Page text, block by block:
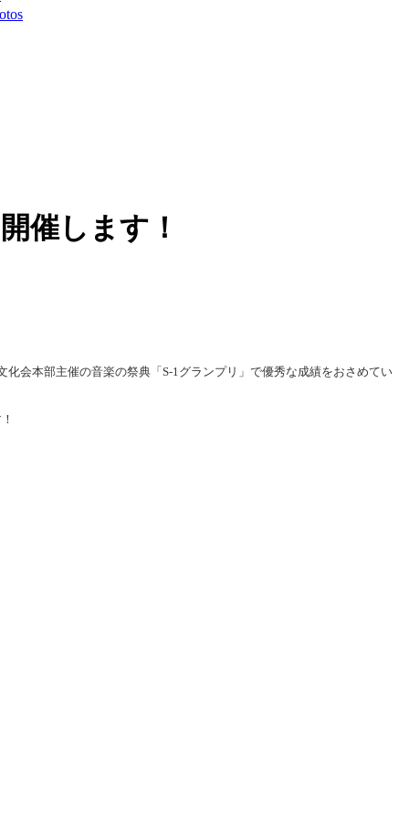
催します！
会本部主催の音楽の祭典「S-1グランプリ」で優秀な成績をおさめてい